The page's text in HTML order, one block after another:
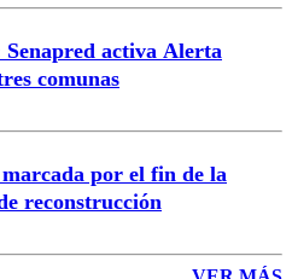
activa Alerta
comunas
por el fin de la
reconstrucción